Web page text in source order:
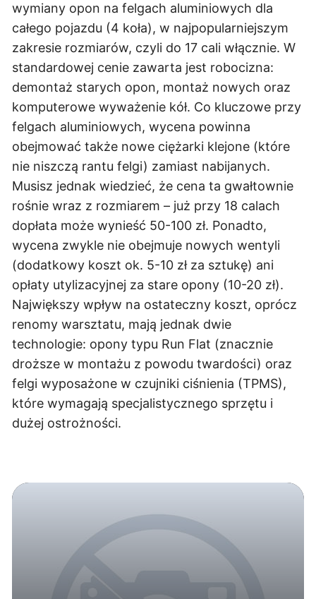
wymiany opon na felgach aluminiowych dla
całego pojazdu (4 koła), w najpopularniejszym
zakresie rozmiarów, czyli do 17 cali włącznie. W
standardowej cenie zawarta jest robocizna:
demontaż starych opon, montaż nowych oraz
komputerowe wyważenie kół. Co kluczowe przy
felgach aluminiowych, wycena powinna
obejmować także nowe ciężarki klejone (które
nie niszczą rantu felgi) zamiast nabijanych.
Musisz jednak wiedzieć, że cena ta gwałtownie
rośnie wraz z rozmiarem – już przy 18 calach
dopłata może wynieść 50-100 zł. Ponadto,
wycena zwykle nie obejmuje nowych wentyli
(dodatkowy koszt ok. 5-10 zł za sztukę) ani
opłaty utylizacyjnej za stare opony (10-20 zł).
Największy wpływ na ostateczny koszt, oprócz
renomy warsztatu, mają jednak dwie
technologie: opony typu Run Flat (znacznie
droższe w montażu z powodu twardości) oraz
felgi wyposażone w czujniki ciśnienia (TPMS),
które wymagają specjalistycznego sprzętu i
dużej ostrożności.